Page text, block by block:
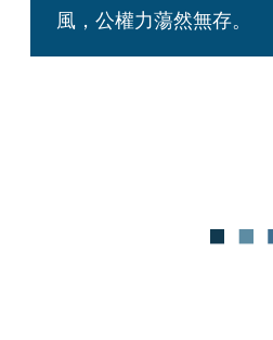
風，公權力蕩然無存。